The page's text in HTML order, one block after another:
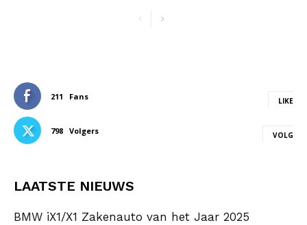
211 Fans LIKE
798 Volgers VOLG
LAATSTE NIEUWS
BMW iX1/X1 Zakenauto van het Jaar 2025